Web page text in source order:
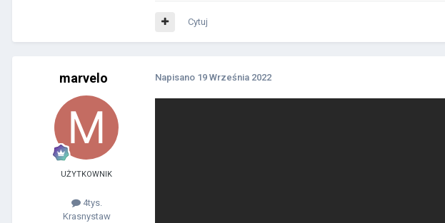
Cytuj
marvelo
UŻYTKOWNIK
4tys.
Krasnystaw
Napisano 19 Września 2022